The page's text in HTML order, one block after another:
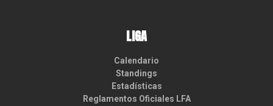
LIGA
Calendario
Standings
Estadísticas
Reglamentos Oficiales LFA